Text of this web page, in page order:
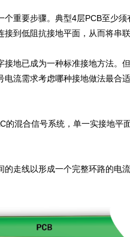
个重要步骤。典型4层PCB至少
接到低阻抗接地平面，从而将串
接地已成为一种标准接地方法
电流需求考虑哪种接地做法最合
的混合信号系统，单一实接地
走线以形成一个完整环路的电